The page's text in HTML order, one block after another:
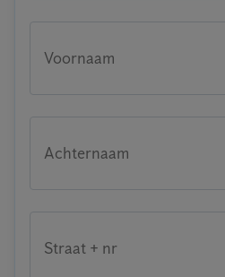
Voornaam
Achternaam
Straat + nr